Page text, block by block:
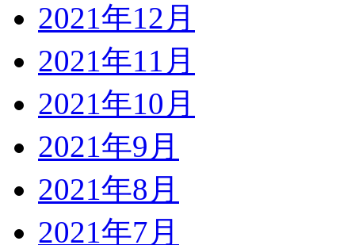
2021年12月
2021年11月
2021年10月
2021年9月
2021年8月
2021年7月